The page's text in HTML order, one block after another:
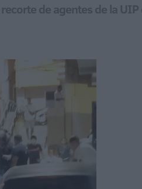
de agentes de la